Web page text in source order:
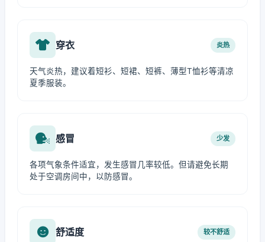
穿衣 炎热
天气炎热，建议着短衫、短裙、短裤、薄型T恤衫等清凉
夏季服装。
感冒 少发
各项气象条件适宜，发生感冒几率较低。但请避免长期
处于空调房间中，以防感冒。
舒适度 较不舒适